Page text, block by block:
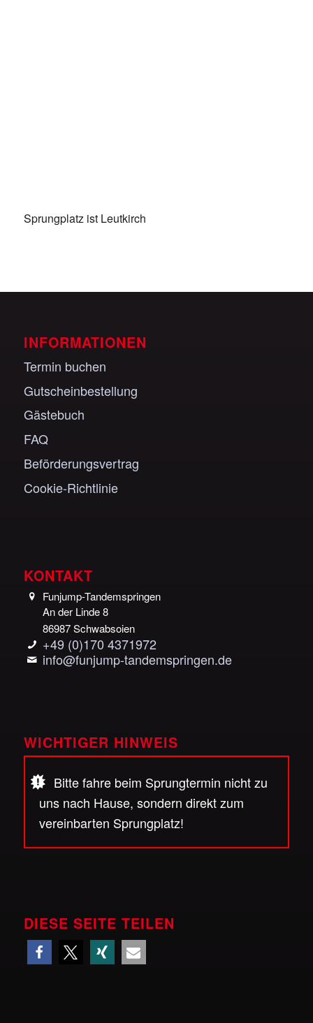
Sprungplatz ist Leutkirch
INFORMATIONEN
Termin buchen
Gutscheinbestellung
Gästebuch
FAQ
Beförderungsvertrag
Cookie-Richtlinie
KONTAKT
Funjump-Tandemspringen
An der Linde 8
86987 Schwabsoien
+49 (0)170 4371972
info@funjump-tandemspringen.de
WICHTIGER HINWEIS
Bitte fahre beim Sprungtermin nicht zu
uns nach Hause, sondern direkt zum
vereinbarten Sprungplatz!
DIESE SEITE TEILEN